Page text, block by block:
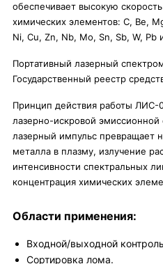
обеспечивает высокую
химических элементов: C, Be,
Ni, Cu, Zn, Nb, Mo, Sn, Sb, W, Pb
Портативный лазерный
Государственный реестр
Принцип действия работы ЛИС-
лазерно-искровой
лазерный импульс превращает
металла в плазму, излучение
интенсивности спектральных
концентрация химических
Области применения:
Входной/выходной
Сортировка лома.